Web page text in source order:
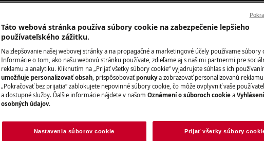
v priebehu niekoľkých
Náhradné diely
Vyhľadajte si
spotrebič v
Táto webová stránka používa súbory cookie na zabezpečenie lepšieho
používateľského zážitku.
Na zlepšovanie našej webovej stránky a na propagačné a marketingové účely používame súbory
Informácie o tom, ako našu webovú stránku používate, zdieľame aj s našimi partnermi pre
reklamu a analytiku. Kliknutím na „Prijať všetky súbory cookie“ vyjadrujete súhlas s ich
umožňuje personalizovať obsah , prispôsobovaťponukya zobrazovať personalizovanú
„Pokračovať bez prijatia“ zablokujete nepovinné súbory cookie, čo môže ovplyvniť vaše
a dostupné služby. Ďalšie informácie nájdete v našom Oznámení o súboroch cookie a
osobných údajov.
Nastavenia súborov cookie Prijať všetky súbory